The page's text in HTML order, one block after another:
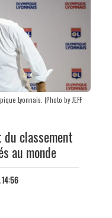
Lyonnais. (Photo by JEFF
du classement
au monde
14:56